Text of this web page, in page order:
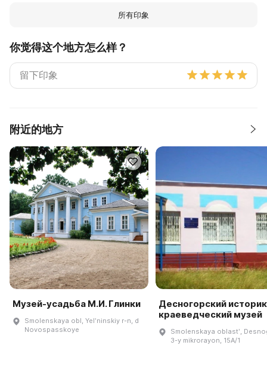
所有印象
你觉得这个地方怎么样？
附近的地方
Музей-усадьба М.И. Глинки
Smolenskaya obl, Yelʹninskiy r-n, d
Novospasskoye
Десногорский
краеведческий музей
Smolenskaya oblastʹ,
3-y mikrorayon, 15A/1